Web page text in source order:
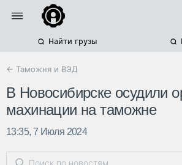
Найти грузы
← Таможня и ВЭД
В Новосибирске осудили
махинации на таможне
13:35, 7 Июля 2024